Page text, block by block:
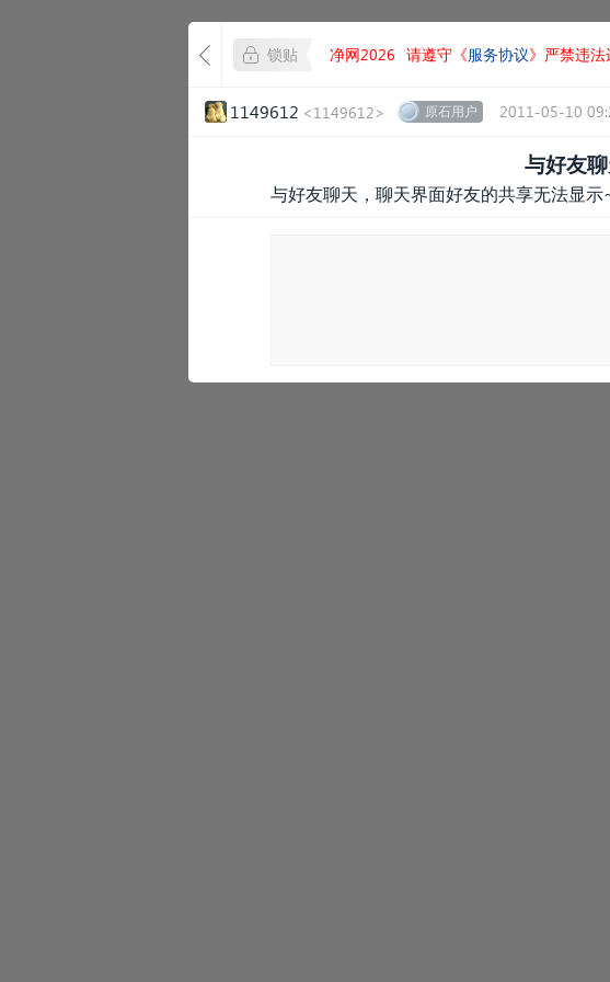
锁贴 净网2026 请遵守《服务协议》严禁违
1149612 <1149612> 原石用户 2011-05-10
与好友
与好友聊天，聊天界面好友的共享无法显